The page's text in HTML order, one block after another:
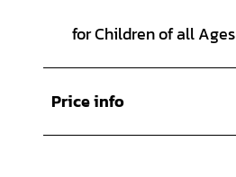
for Children of all Ages
Price info